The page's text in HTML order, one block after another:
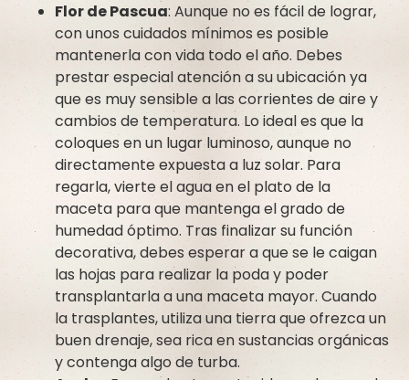
Flor de Pascua: Aunque no es fácil de lograr,
con unos cuidados mínimos es posible
mantenerla con vida todo el año. Debes
prestar especial atención a su ubicación ya
que es muy sensible a las corrientes de aire y
cambios de temperatura. Lo ideal es que la
coloques en un lugar luminoso, aunque no
directamente expuesta a luz solar. Para
regarla, vierte el agua en el plato de la
maceta para que mantenga el grado de
humedad óptimo. Tras finalizar su función
decorativa, debes esperar a que se le caigan
las hojas para realizar la poda y poder
transplantarla a una maceta mayor. Cuando
la trasplantes, utiliza una tierra que ofrezca un
buen drenaje, sea rica en sustancias orgánicas
y contenga algo de turba.